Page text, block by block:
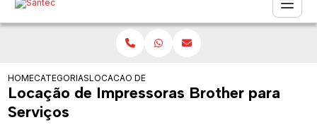
HOMECATEGORIASLOCACAO DE IMPRESSORAS BROTHER PARA
Locação de Impressoras Brother para
Serviços